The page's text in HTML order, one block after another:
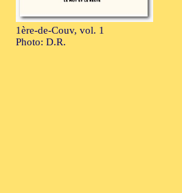
1ère-de-Couv, vol. 1
Photo: D.R.